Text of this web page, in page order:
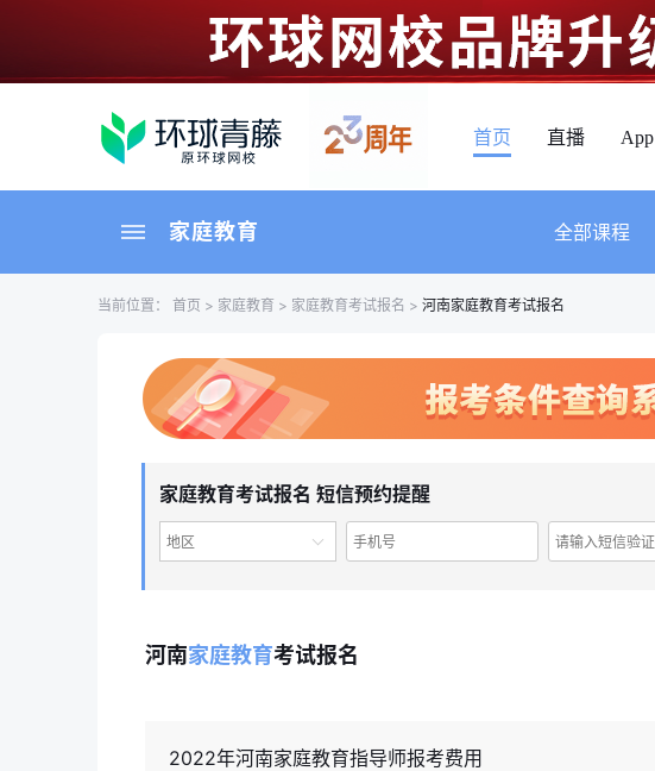
首页 直播 App
家庭教育 全部课程
当前位置： 首页 > 家庭教育 > 家庭教育考试报名 > 河南家庭教育考试报名
家庭教育考试报名 短信预约提醒
地区
河南家庭教育考试报名
2022年河南家庭教育指导师报考费用